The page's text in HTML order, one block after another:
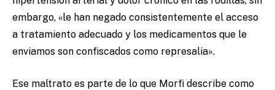
embargo, «le han negado consistentemente el acceso
a tratamiento adecuado y los medicamentos que le
enviamos son confiscados como represalia».
Ese maltrato es parte de lo que Morfi describe como